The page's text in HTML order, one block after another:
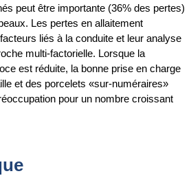
peut être importante (36% des pertes)
Les pertes en allaitement
liés à la conduite et leur analyse
multi-factorielle. Lorsque la
est réduite, la bonne prise en charge
et des porcelets «sur-numéraires»
pour un nombre croissant